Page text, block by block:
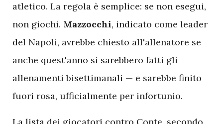
atletico. La regola è semplice: se non esegui,
non giochi. Mazzocchi, indicato come leader
del Napoli, avrebbe chiesto all'allenatore se
anche quest'anno si sarebbero fatti gli
allenamenti bisettimanali — e sarebbe finito
fuori rosa, ufficialmente per infortunio.
La lista dei giocatori contro Conte, secondo